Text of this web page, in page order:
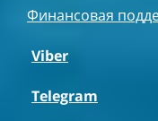
Финансовая
Viber
Telegram